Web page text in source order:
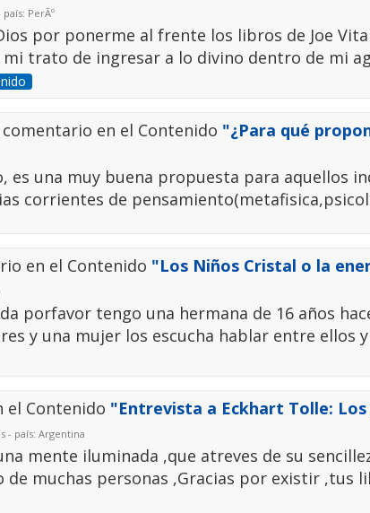
país: PerÃº
por ponerme al frente los libros de Joe
trato de ingresar a lo divino dentro de mi
en el Contenido "¿Para qué
es una muy buena propuesta para aquellos
corrientes de
en el Contenido "Los Niños Cristal o la
porfavor tengo una hermana de 16 años
y una mujer los escucha hablar entre ellos
el Contenido "Entrevista a Eckhart Tolle:
- país: Argentina
mente iluminada ,que atreves de su
muchas personas ,Gracias por existir ,tus